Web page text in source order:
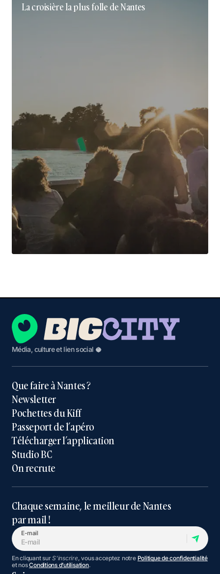
La croisière la plus folle de Nantes
Média, culture et lien social 🥥
Que faire à Nantes ?
Newsletter
Pochettes du Kiff
Passeport de l’apéro
Télécharger l’application
Studio BC
On recrute
Chaque semaine, le meilleur de Nantes
par mail !
E-mail
En cliquant surS'inscrire, vous acceptez notre Politique de confidentialité
et nosConditions d’utilisation.